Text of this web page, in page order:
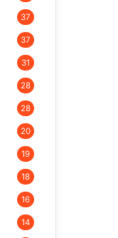
37
37
31
28
28
20
19
18
16
14